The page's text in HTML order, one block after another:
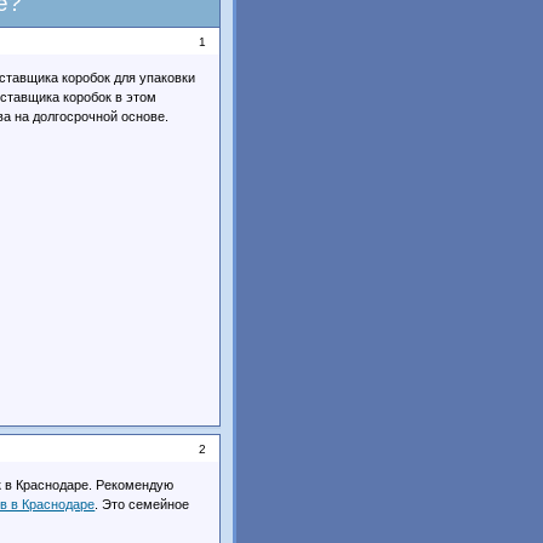
1
коробок для упаковки
коробок в этом
на долгосрочной основе.
2
в Краснодаре. Рекомендую
в Краснодаре . Это семейное